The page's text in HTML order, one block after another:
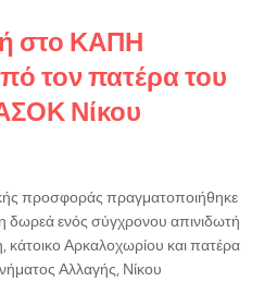
στο ΚΑΠΗ
τον πατέρα του
Νίκου
προσφοράς πραγματοποιήθηκε
ενός σύγχρονου απινιδωτή
Αρκαλοχωρίου και πατέρα
Αλλαγής, Νίκου